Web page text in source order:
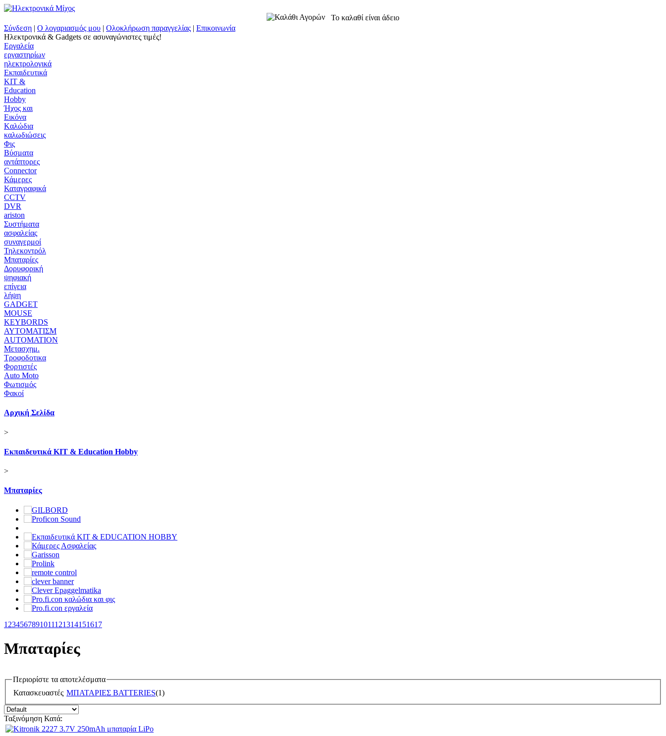
Το καλαθί είναι άδειο
Σύνδεση | Ο λογαριασμός μου | Ολοκλήρωση παραγγελίας | Επικοινωνία
Ηλεκτρονικά & Gadgets σε ασυναγώνιστες τιμές!
Εργαλεία
εργαστηρίων
ηλεκτρολογικά
Εκπαιδευτικά
KIT &
Education
Ηobby
Ήχος και
Εικόνα
Kαλώδια
καλωδιώσεις
Φις
Βύσματα
αντάπτορες
Connector
Κάμερες
Καταγραφικά
CCTV
DVR
ariston
Συστήματα
ασφαλείας
συναγερμοί
Τηλεκοντρόλ
Μπαταρίες
Δορυφορική
ψηφιακή
επίγεια
λήψη
GADGET
MOUSE
KEYBORDS
ΑΥΤΟΜΑΤΙΣΜ
AUTOMATION
Μετασχημ.
Τροφοδοτικα
Φορτιστές
Auto Moto
Φωτισμός
Φακοί
Αρχική Σελίδα
>
Εκπαιδευτικά KIT & Education Ηobby
>
Μπαταρίες
1 234567891011121314151617
Μπαταρίες
Περιορίστε τα αποτελέσματα
Κατασκευαστές ΜΠΑΤΑΡΙΕΣ BATTERIES(1)
Ταξινόμηση Κατά: